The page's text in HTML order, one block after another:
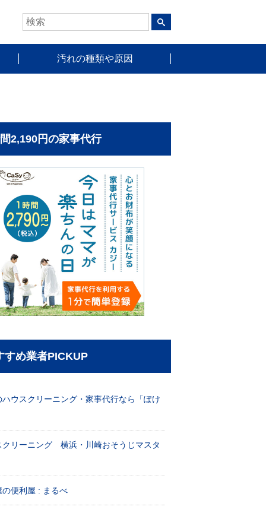
汚れの種類や原因
2,190円の家事代行
すめ業者PICKUP
ハウスクリーニング・家事代行なら「ぽけ
クリーニング 横浜・川崎おそうじマスタ
の便利屋 : まるべ